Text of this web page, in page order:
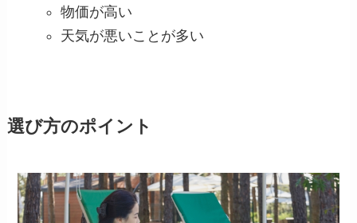
物価が高い
天気が悪いことが多い
選び方のポイント